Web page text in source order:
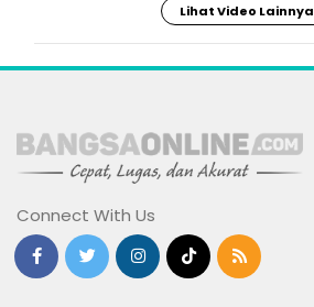
Lihat Video Lainnya
Connect With Us